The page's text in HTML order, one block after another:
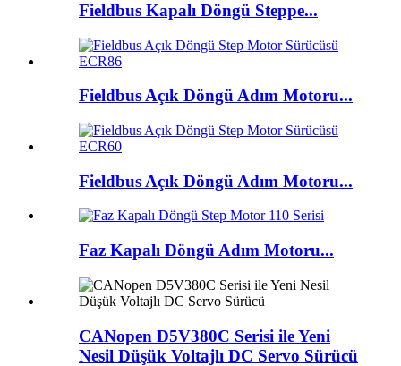
Fieldbus Kapalı Döngü Steppe...
Fieldbus Açık Döngü Adım Motoru...
Fieldbus Açık Döngü Adım Motoru...
Faz Kapalı Döngü Adım Motoru...
CANopen D5V380C Serisi ile Yeni
Nesil Düşük Voltajlı DC Servo Sürücü